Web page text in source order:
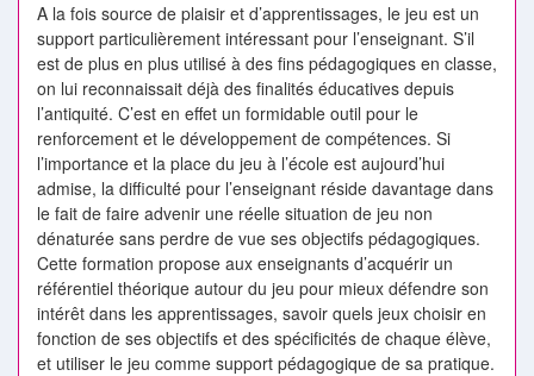
A la fois source de plaisir et d’apprentissages, le jeu est un
support particulièrement intéressant pour l’enseignant. S’il
est de plus en plus utilisé à des fins pédagogiques en classe,
on lui reconnaissait déjà des finalités éducatives depuis
l’antiquité. C’est en effet un formidable outil pour le
renforcement et le développement de compétences. Si
l’importance et la place du jeu à l’école est aujourd’hui
admise, la difficulté pour l’enseignant réside davantage dans
le fait de faire advenir une réelle situation de jeu non
dénaturée sans perdre de vue ses objectifs pédagogiques.
Cette formation propose aux enseignants d’acquérir un
référentiel théorique autour du jeu pour mieux défendre son
intérêt dans les apprentissages, savoir quels jeux choisir en
fonction de ses objectifs et des spécificités de chaque élève,
et utiliser le jeu comme support pédagogique de sa pratique.